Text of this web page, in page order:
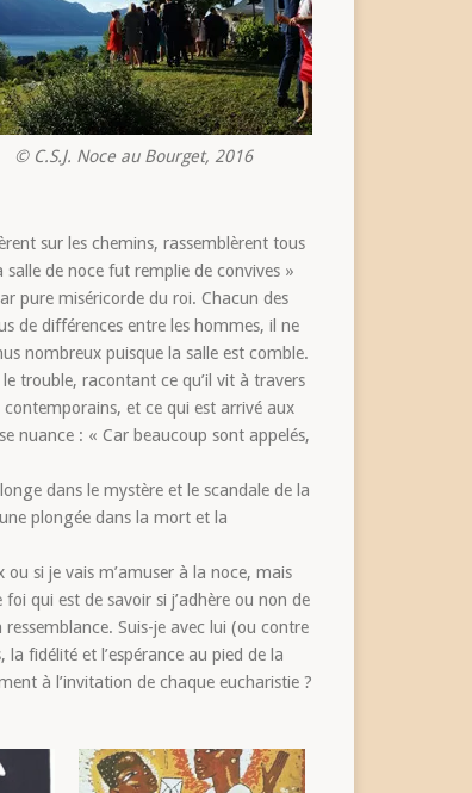
© C.S.J. Noce au Bourget, 2016
sur les chemins, rassemblèrent tous
de noce fut remplie de convives »
pure miséricorde du roi. Chacun des
de différences entre les hommes, il ne
nombreux puisque la salle est comble.
trouble, racontant ce qu’il vit à travers
contemporains, et ce qui est arrivé aux
nuance : « Car beaucoup sont appelés,
dans le mystère et le scandale de la
plongée dans la mort et la
ou si je vais m’amuser à la noce, mais
qui est de savoir si j’adhère ou non de
Suis-je avec lui (ou contre
la fidélité et l’espérance au pied de la
à l’invitation de chaque eucharistie ?